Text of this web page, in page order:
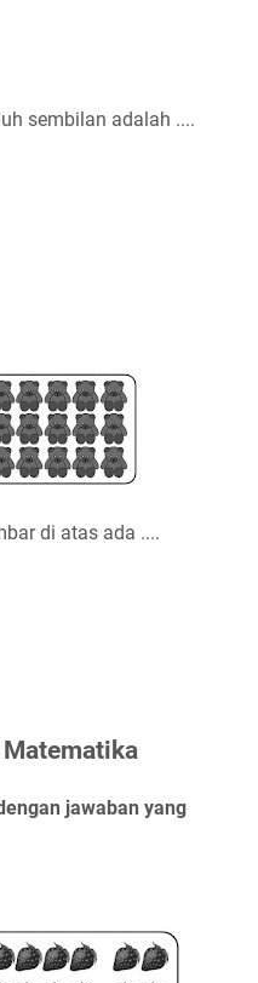
sembilan adalah ....
di atas ada ....
jawaban yang